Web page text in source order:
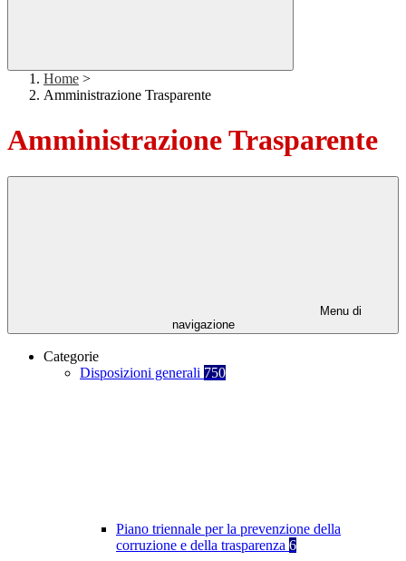
Home >
Amministrazione Trasparente
Amministrazione Trasparente
Menu di
navigazione
Categorie
Disposizioni generali 750
Piano triennale per la prevenzione della
corruzione e della trasparenza 6